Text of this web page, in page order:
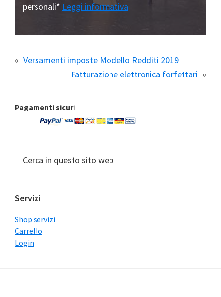
personali* Leggi informativa
« Versamenti imposte Modello Redditi 2019
Fatturazione elettronica forfettari »
Barra
laterale
Pagamenti sicuri
web
Servizi
Shop servizi
Carrello
Login